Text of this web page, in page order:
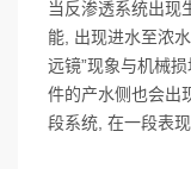
当反渗透系统出现
能, 出现进水至浓
远镜”现象与机械
件的产水侧也会出
段系统, 在一段表